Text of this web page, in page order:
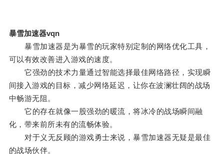
暴雪加速器vqn
暴雪加速器是为暴雪的玩家特别定制的网络优化工具，
可以有效改善进入游戏的速度。
它强劲的技术力量通过智能选择最佳网络路径，实现瞬
间接入游戏的目标，减少网络延迟，让你在波澜壮阔的战场
中畅游无阻。
它的存在就像一股强劲的暖流，将冰冷的战场瞬间融
化，带来前所未有的流畅体验。
对于义无反顾的游戏勇士来说，暴雪加速器无疑是最佳
的战场伙伴。